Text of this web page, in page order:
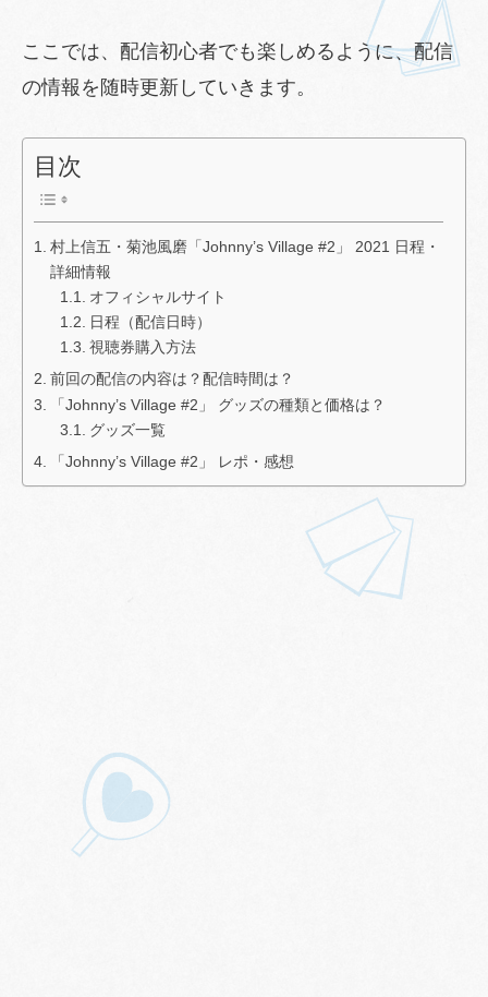
ここでは、配信初心者でも楽しめるように、配信
の情報を随時更新していきます。
目次
村上信五・菊池風磨「Johnny’s Village #2」 2021 日程・
詳細情報
オフィシャルサイト
日程（配信日時）
視聴券購入方法
前回の配信の内容は？配信時間は？
「Johnny’s Village #2」 グッズの種類と価格は？
グッズ一覧
「Johnny’s Village #2」 レポ・感想